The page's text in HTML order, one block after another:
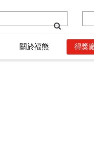
獲獎者權益
影音頻道
位語錄
關於福熊 得獎
獲獎者權益
影音頻道
位語錄
關於福熊 得獎